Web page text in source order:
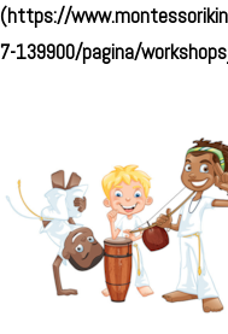
(https://
7-139900/pagina/